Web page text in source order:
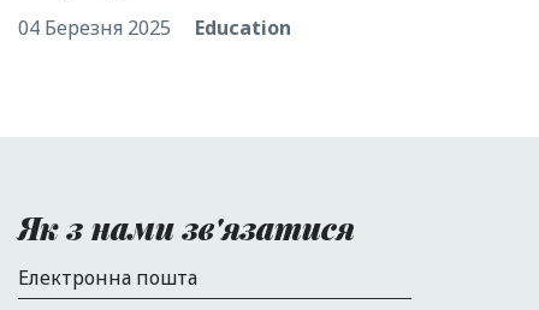
04 Березня 2025 Education
Як з нами зв'язатися
Електронна пошта